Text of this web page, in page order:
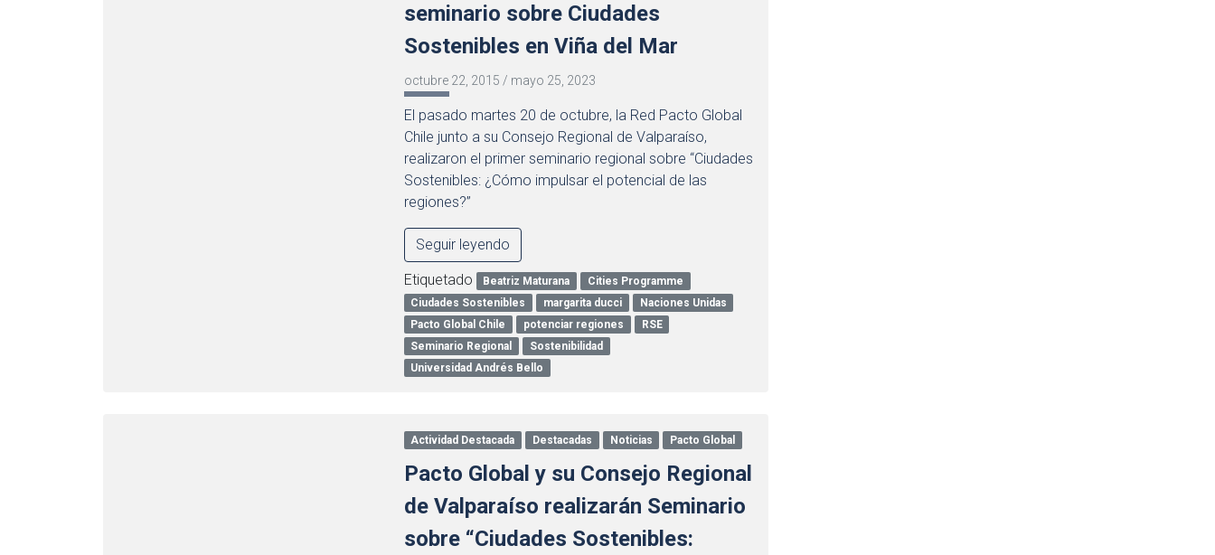
seminario sobre Ciudades
Sostenibles en Viña del Mar
octubre 22, 2015 / mayo 25, 2023
El pasado martes 20 de octubre, la Red Pacto Global
Chile junto a su Consejo Regional de Valparaíso,
realizaron el primer seminario regional sobre “Ciudades
Sostenibles: ¿Cómo impulsar el potencial de las
regiones?”
Seguir leyendo
Etiquetado Beatriz Maturana
Cities Programme
Ciudades Sostenibles
margarita ducci
Naciones Unidas
Pacto Global Chile
potenciar regiones
RSE
Seminario Regional
Sostenibilidad
Universidad Andrés Bello
Actividad Destacada Destacadas Noticias Pacto Global
Pacto Global y su Consejo Regional
de Valparaíso realizarán Seminario
sobre “Ciudades Sostenibles: